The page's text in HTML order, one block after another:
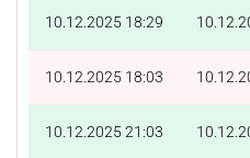
10.12.2025 18:29
10.12.2025 18:03
10.12.2025 21:03